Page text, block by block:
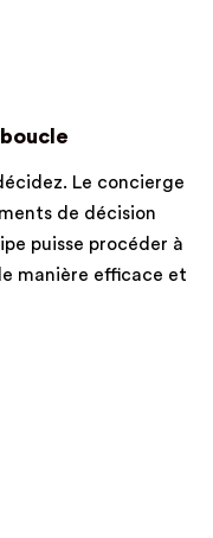
boucle
Le concierge
de décision
puisse procéder à
manière efficace et